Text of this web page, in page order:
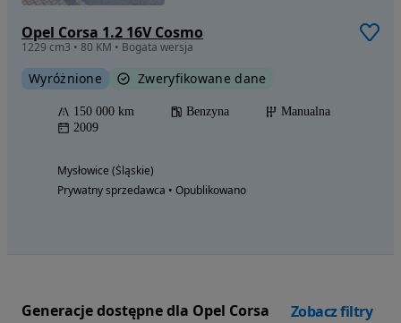
Opel Corsa 1.2 16V Cosmo
1229 cm3 • 80 KM • Bogata wersja
Wyróżnione Zweryfikowane dane
150 000 km Benzyna
Manualna
2009
Mysłowice (Śląskie)
Prywatny sprzedawca • Opublikowano
Generacje dostępne dla Opel Corsa Zobacz filtry